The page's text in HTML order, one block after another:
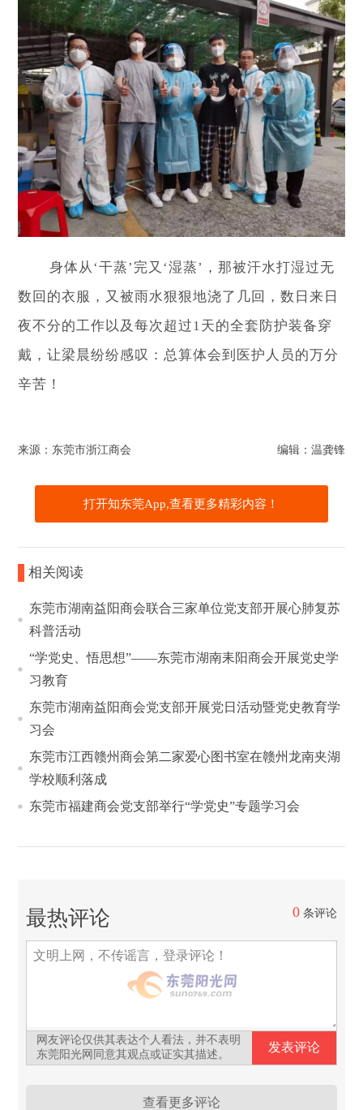
身体从‘干蒸’完又‘湿蒸’，那被汗水打湿过无
数回的衣服，又被雨水狠狠地浇了几回，数日来日
夜不分的工作以及每次超过1天的全套防护装备穿
戴，让梁晨纷纷感叹：总算体会到医护人员的万分
辛苦！
来源：东莞市浙江商会 编辑：温龚锋
打开知东莞App,查看更多精彩内容！
相关阅读
东莞市湖南益阳商会联合三家单位党支部开展心肺复苏
科普活动
“学党史、悟思想”——东莞市湖南耒阳商会开展党史学
习教育
东莞市湖南益阳商会党支部开展党日活动暨党史教育学
习会
东莞市江西赣州商会第二家爱心图书室在赣州龙南夹湖
学校顺利落成
东莞市福建商会党支部举行“学党史”专题学习会
最热评论 0 条评论
网友评论仅供其表达个人看法，并不表明
东莞阳光网同意其观点或证实其描述。
查看更多评论